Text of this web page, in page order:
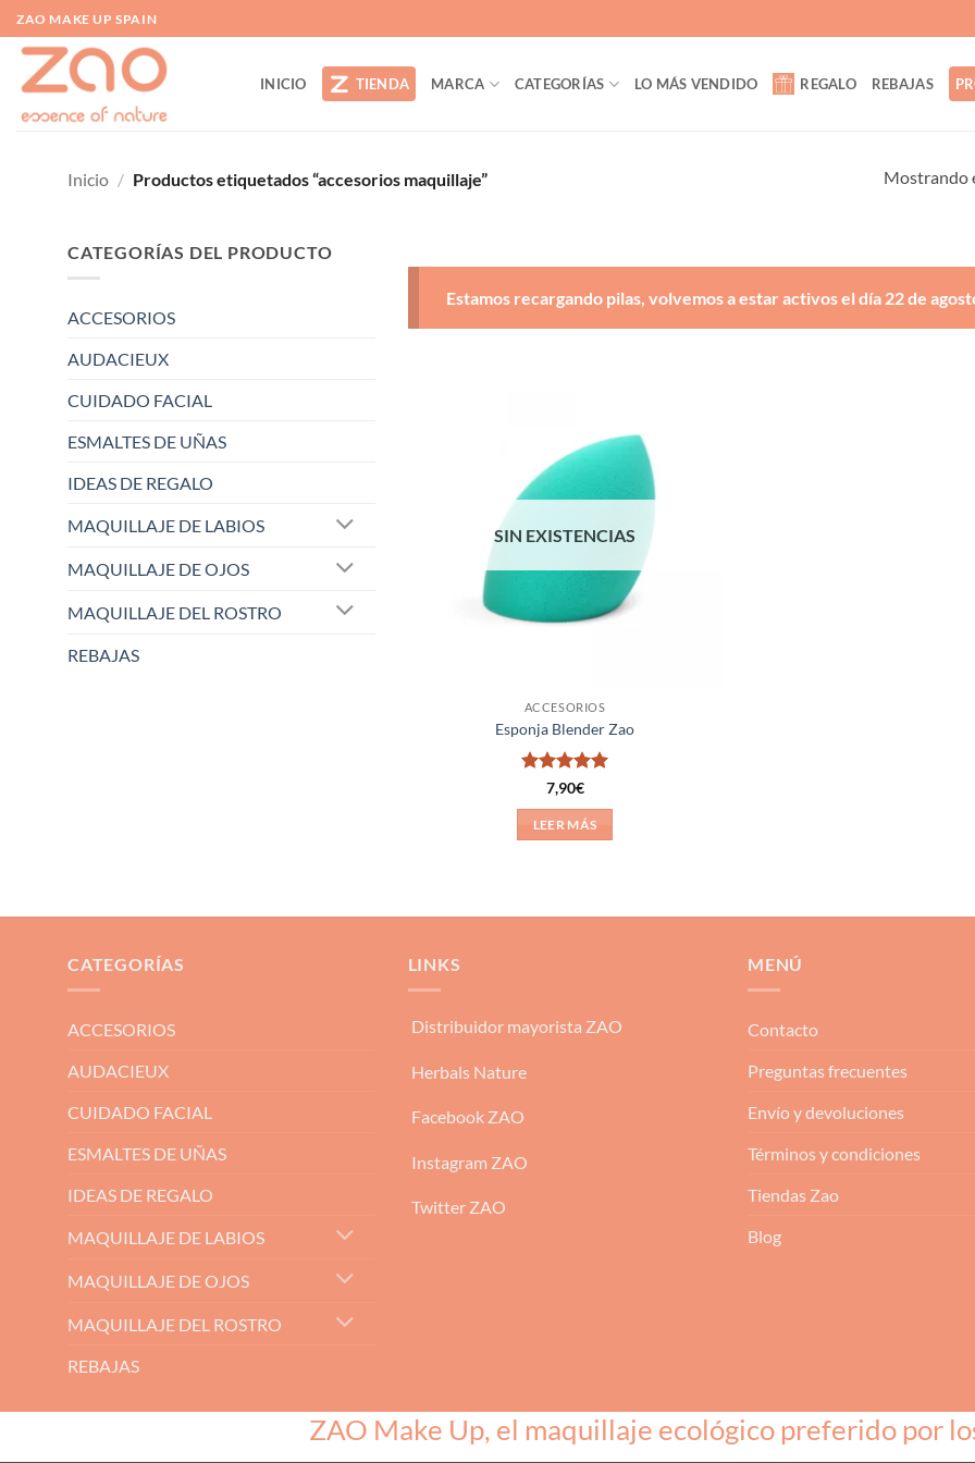
Saltar
al
contenido
ZAO MAKE UP SPAIN
INICIO TIENDA MARCA CATEGORÍAS LO MÁS VENDIDO REGALO REBAJAS
Inicio / Productos etiquetados “accesorios maquillaje” Mostrando
CATEGORÍAS DEL PRODUCTO
ACCESORIOS
AUDACIEUX
CUIDADO FACIAL
ESMALTES DE UÑAS
IDEAS DE REGALO
MAQUILLAJE DE LABIOS
MAQUILLAJE DE OJOS
MAQUILLAJE DEL ROSTRO
REBAJAS
Estamos recargando pilas, volvemos a estar activos el día 22 de
SIN EXISTENCIAS
ACCESORIOS
Esponja Blender Zao
Valorado
7,90€
LEER MÁS
CATEGORÍAS
ACCESORIOS
AUDACIEUX
CUIDADO FACIAL
ESMALTES DE UÑAS
IDEAS DE REGALO
MAQUILLAJE DE LABIOS
MAQUILLAJE DE OJOS
MAQUILLAJE DEL ROSTRO
REBAJAS
LINKS
Distribuidor mayorista ZAO
Herbals Nature
Facebook ZAO
Instagram ZAO
Twitter ZAO
MENÚ
Contacto
Preguntas frecuentes
Envío y devoluciones
Términos y condiciones
Tiendas Zao
Blog
ZAO Make Up, el maquillaje ecológico preferido por